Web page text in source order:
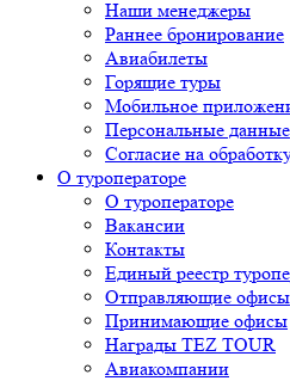
Наши менеджеры
Раннее бронирование
Авиабилеты
Горящие туры
Мобильное
Персональные данные
Согласие на
О туроператоре
О туроператоре
Вакансии
Контакты
Единый реестр
Отправляющие офисы
Принимающие офисы
Награды TEZ TOUR
Авиакомпании